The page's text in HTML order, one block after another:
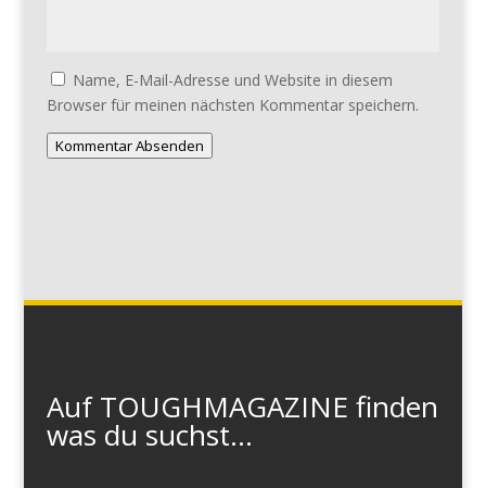
Name, E-Mail-Adresse und Website in diesem
Browser für meinen nächsten Kommentar speichern.
Kommentar Absenden
Auf TOUGHMAGAZINE finden
was du suchst...